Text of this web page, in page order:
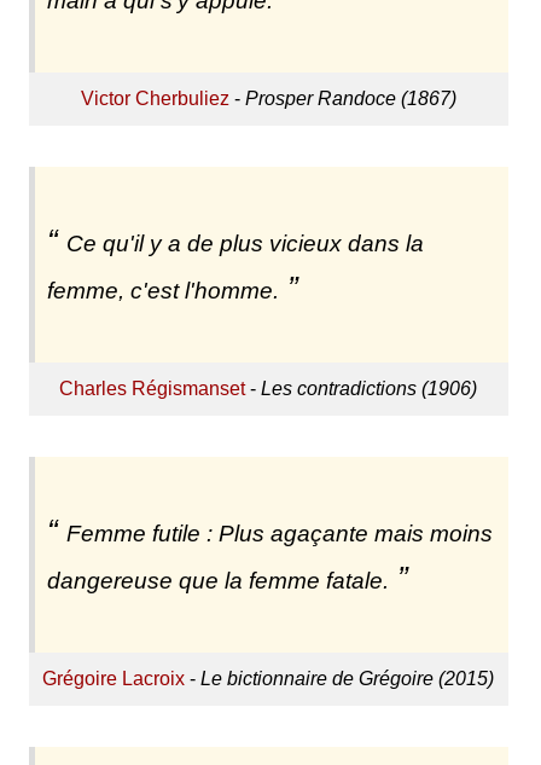
Victor Cherbuliez - Prosper Randoce (1867)
Ce qu'il y a de plus vicieux dans la
femme, c'est l'homme.
Charles Régismanset-Les contradictions (1906)
Femme futile : Plus agaçante mais moins
dangereuse que la femme fatale.
Grégoire Lacroix -Le bictionnaire de Grégoire (2015)